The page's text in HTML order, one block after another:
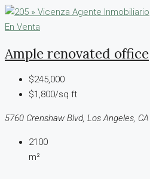
En Venta
Ample renovated office
$245,000
$1,800/sq ft
5760 Crenshaw Blvd, Los Angeles,
2100
m²